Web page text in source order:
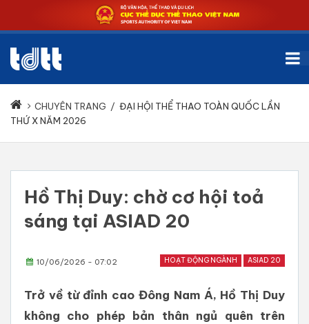
CHUYÊN TRANG / ĐẠI HỘI THỂ THAO TOÀN QUỐC LẦN
THỨ X NĂM 2026
Hồ Thị Duy: chờ cơ hội toả
sáng tại ASIAD 20
HOẠT ĐỘNG NGÀNH ASIAD 20
10/06/2026 - 07:02
Trở về từ đỉnh cao Đông Nam Á, Hồ Thị Duy
không cho phép bản thân ngủ quên trên